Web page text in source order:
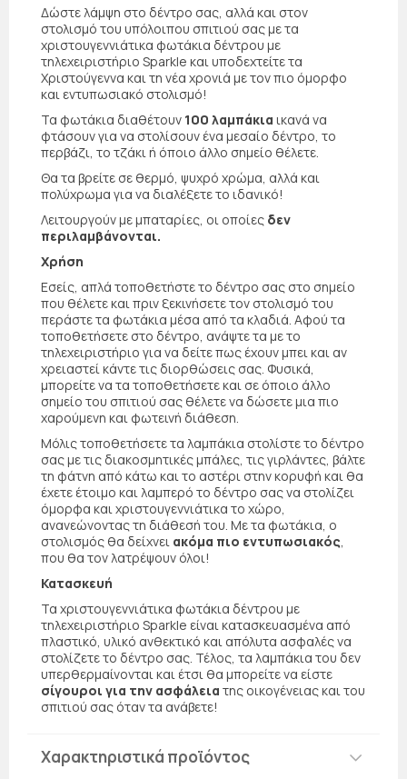
Δώστε λάμψη στο δέντρο σας, αλλά και στον
στολισμό του υπόλοιπου σπιτιού σας με τα
χριστουγεννιάτικα φωτάκια δέντρου με
τηλεχειριστήριο Sparkle και υποδεχτείτε τα
Χριστούγεννα και τη νέα χρονιά με τον πιο όμορφο
και εντυπωσιακό στολισμό!
Τα φωτάκια διαθέτουν 100 λαμπάκια ικανά να
φτάσουν για να στολίσουν ένα μεσαίο δέντρο, το
περβάζι, το τζάκι ή όποιο άλλο σημείο θέλετε.
Θα τα βρείτε σε θερμό, ψυχρό χρώμα, αλλά και
πολύχρωμα για να διαλέξετε το ιδανικό!
Λειτουργούν με μπαταρίες, οι οποίες δεν
περιλαμβάνονται.
Χρήση
Εσείς, απλά τοποθετήστε το δέντρο σας στο σημείο
που θέλετε και πριν ξεκινήσετε τον στολισμό του
περάστε τα φωτάκια μέσα από τα κλαδιά. Αφού τα
τοποθετήσετε στο δέντρο, ανάψτε τα με το
τηλεχειριστήριο για να δείτε πως έχουν μπει και αν
χρειαστεί κάντε τις διορθώσεις σας. Φυσικά,
μπορείτε να τα τοποθετήσετε και σε όποιο άλλο
σημείο του σπιτιού σας θέλετε να δώσετε μια πιο
χαρούμενη και φωτεινή διάθεση.
Μόλις τοποθετήσετε τα λαμπάκια στολίστε το δέντρο
σας με τις διακοσμητικές μπάλες, τις γιρλάντες, βάλτε
τη φάτνη από κάτω και το αστέρι στην κορυφή και θα
έχετε έτοιμο και λαμπερό το δέντρο σας να στολίζει
όμορφα και χριστουγεννιάτικα το χώρο,
ανανεώνοντας τη διάθεσή του. Με τα φωτάκια, ο
στολισμός θα δείχνει ακόμα πιο εντυπωσιακός,
που θα τον λατρέψουν όλοι!
Κατασκευή
Τα χριστουγεννιάτικα φωτάκια δέντρου με
τηλεχειριστήριο Sparkle είναι κατασκευασμένα από
πλαστικό, υλικό ανθεκτικό και απόλυτα ασφαλές να
στολίζετε το δέντρο σας. Τέλος, τα λαμπάκια του δεν
υπερθερμαίνονται και έτσι θα μπορείτε να είστε
σίγουροι για την ασφάλεια της οικογένειας και του
σπιτιού σας όταν τα ανάβετε!
Χαρακτηριστικά προϊόντος